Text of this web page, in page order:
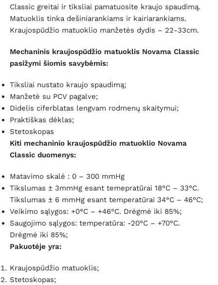
Classic greitai ir tiksliai pamatuosite kraujo spaudimą.
Matuoklis tinka dešiniarankiams ir kairiarankiams.
Kraujospūdžio matuoklio manžetės dydis – 22-33cm.
Mechaninis kraujospūdžio matuoklis Novama Classic
pasižymi šiomis savybėmis:
Tiksliai nustato kraujo spaudimą;
Manžetė su PCV pagalve;
Didelis ciferblatas lengvam rodmenų skaitymui;
Praktiškas dėklas;
Stetoskopas
Kiti mechaninio kraujospūdžio matuoklio Novama
Classic duomenys:
Matavimo skalė : 0 – 300 mmHg
Tikslumas ± 3mmHg esant temepratūrai 18°C – 33°C.
Tikslumas ± 6 mmHg esant temperatūrai 34°C – 46°C;
Veikimo sąlygos: +0°C – +46°C. Drėgmė iki 85%;
Saugojimo sąlygos: temperatūra: -20°C – +70°C.
Drėgmė iki 85%;
Pakuotėje yra:
Kraujospūdžio matuoklis;
Stetoskopas;